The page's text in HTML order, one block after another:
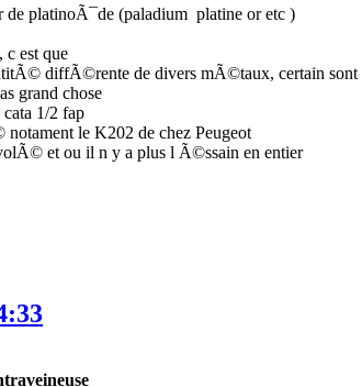
platinoÃ¯de (paladium platine or etc )
c est que
diffÃ©rente de divers mÃ©taux, certain
grand chose
1/2 fap
le K202 de chez Peugeot
et ou il n y a plus l Ã©ssain en entier